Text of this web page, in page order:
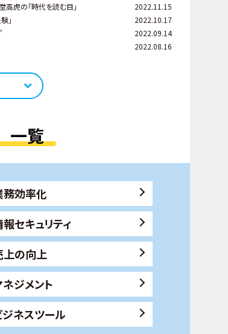
虎の「時代を読む目」
2022.11.15
」
2022.10.17
2022.09.14
2022.08.16
一覧
務効率化
セキュリティ
上の向上
ジメント
ジネスツール